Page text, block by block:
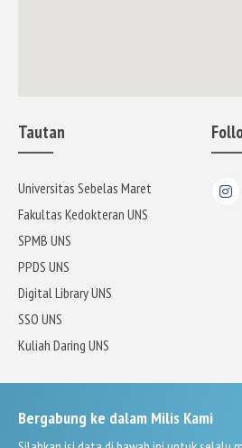
Tautan
Universitas Sebelas Maret
Fakultas Kedokteran UNS
SPMB UNS
PPDS UNS
Digital Library UNS
SSO UNS
Kuliah Daring UNS
Bergabung ke dalam Milis Kami